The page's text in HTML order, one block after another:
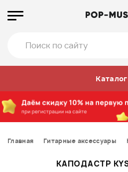
Каталог
Главная Гитарные аксессуары
КАПОДАСТР